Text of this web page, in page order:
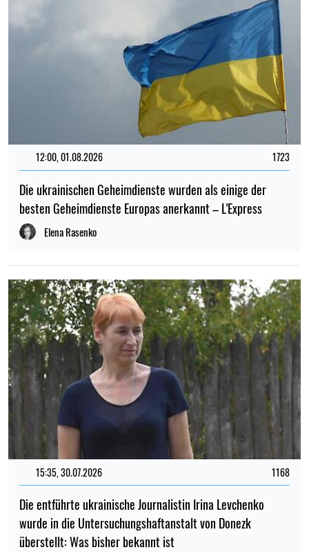
12:00, 01.08.2026 1723
Die ukrainischen Geheimdienste wurden als einige der
besten Geheimdienste Europas anerkannt – L'Express
Elena Rasenko
15:35, 30.07.2026 1168
Die entführte ukrainische Journalistin Irina Levchenko
wurde in die Untersuchungshaftanstalt von Donezk
überstellt: Was bisher bekannt ist